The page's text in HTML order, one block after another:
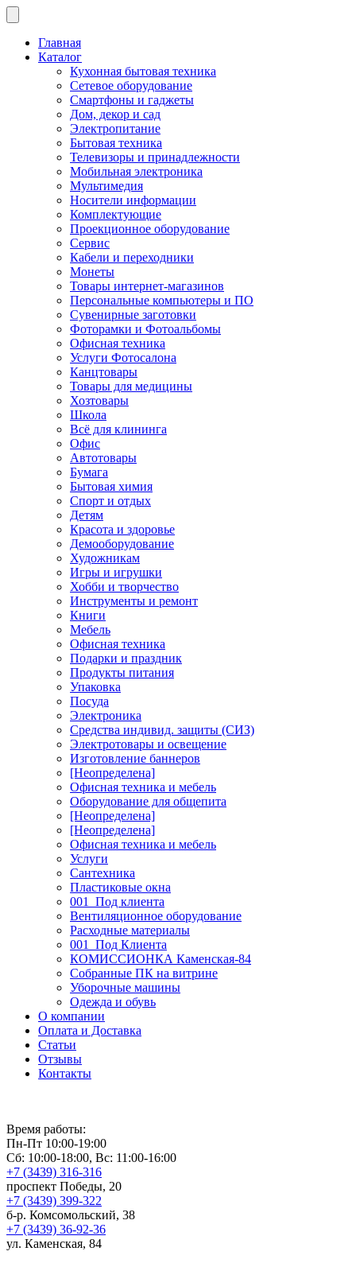
Главная
Каталог
Кухонная бытовая техника
Сетевое оборудование
Смартфоны и гаджеты
Дом, декор и сад
Электропитание
Бытовая техника
Телевизоры и принадлежности
Мобильная электроника
Мультимедия
Носители информации
Комплектующие
Проекционное оборудование
Сервис
Кабели и переходники
Монеты
Товары интернет-магазинов
Персональные компьютеры и ПО
Сувенирные заготовки
Фоторамки и Фотоальбомы
Офисная техника
Услуги Фотосалона
Канцтовары
Товары для медицины
Хозтовары
Школа
Всё для клининга
Офис
Автотовары
Бумага
Бытовая химия
Спорт и отдых
Детям
Красота и здоровье
Демооборудование
Художникам
Игры и игрушки
Хобби и творчество
Инструменты и ремонт
Книги
Мебель
Офисная техника
Подарки и праздник
Продукты питания
Упаковка
Посуда
Электроника
Средства индивид. защиты (СИЗ)
Электротовары и освещение
Изготовление баннеров
[Неопределена]
Офисная техника и мебель
Оборудование для общепита
[Неопределена]
[Неопределена]
Офисная техника и мебель
Услуги
Сантехника
Пластиковые окна
001_Под клиента
Вентиляционное оборудование
Расходные материалы
001_Под Клиента
КОМИССИОНКА Каменская-84
Собранные ПК на витрине
Уборочные машины
Одежда и обувь
О компании
Оплата и Доставка
Статьи
Отзывы
Контакты
Время работы:
Пн-Пт 10:00-19:00
Сб: 10:00-18:00, Вс: 11:00-16:00
+7 (3439) 316-316
проспект Победы, 20
+7 (3439) 399-322
б-р. Комсомольский, 38
+7 (3439) 36-92-36
ул. Каменская, 84